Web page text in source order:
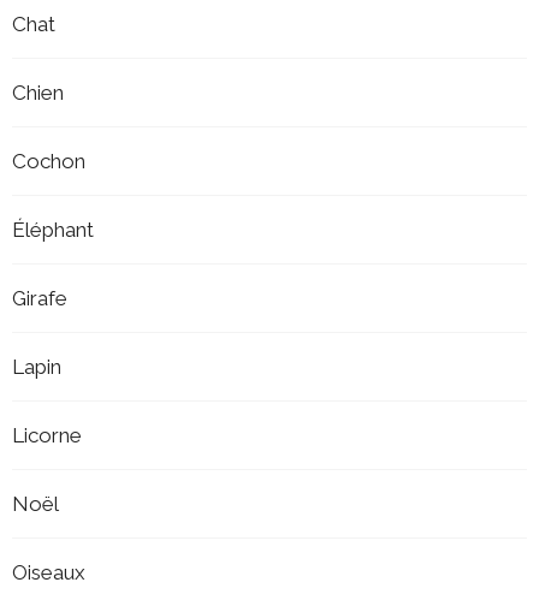
Chat
Chien
Cochon
Éléphant
Girafe
Lapin
Licorne
Noël
Oiseaux